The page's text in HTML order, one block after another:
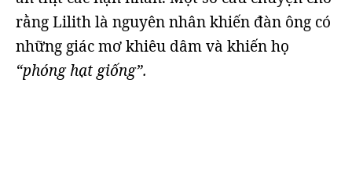
rằng Lilith là nguyên nhân khiến đàn ông có
những giác mơ khiêu dâm và khiến họ
“phóng hạt giống”.